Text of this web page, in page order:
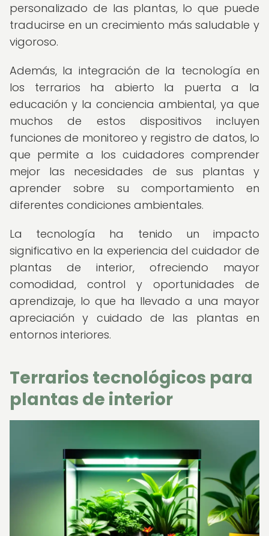
personalizado de las plantas, lo que puede
traducirse en un crecimiento más saludable y
vigoroso.
Además, la integración de la tecnología en
los terrarios ha abierto la puerta a la
educación y la conciencia ambiental, ya que
muchos de estos dispositivos incluyen
funciones de monitoreo y registro de datos, lo
que permite a los cuidadores comprender
mejor las necesidades de sus plantas y
aprender sobre su comportamiento en
diferentes condiciones ambientales.
La tecnología ha tenido un impacto
significativo en la experiencia del cuidador de
plantas de interior, ofreciendo mayor
comodidad, control y oportunidades de
aprendizaje, lo que ha llevado a una mayor
apreciación y cuidado de las plantas en
entornos interiores.
Terrarios tecnológicos para
plantas de interior